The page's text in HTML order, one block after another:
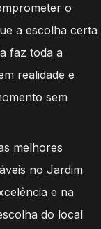
o
a escolha certa
faz toda a
realidade e
sem
melhores
no Jardim
e na
do local